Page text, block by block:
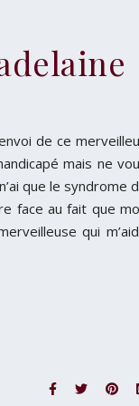
de ce
mais ne
que le syndrome
face au fait que
qui